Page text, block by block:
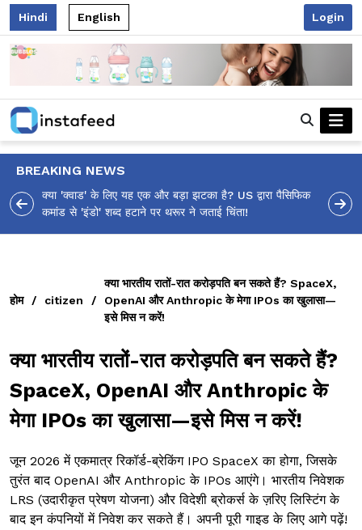
Hindi English Login
BREAKING NEWS
पैसिफिक
आलिया भट्ट का मज़ेदार 'शर्वरी कहाँ है?' पोस्ट, 'अल्फा' टीज़र पर
उठे सवालों का मज़ाकिया जवाब!
होम / citizen /
क्या भारतीय रातों-रात करोड़पति बन सकते हैं? SpaceX,
OpenAI और Anthropic के मेगा IPOs का खुलासा—
इसे मिस न करें!
क्या भारतीय रातों-रात करोड़पति बन सकते हैं?
SpaceX, OpenAI और Anthropic के
मेगा IPOs का खुलासा—इसे मिस न करें!
जून 2026 में एकमात्र रिकॉर्ड-ब्रेकिंग IPO SpaceX का होगा, जिसके
तुरंत बाद OpenAI और Anthropic के IPOs आएंगे। भारतीय निवेशक
LRS (उदारीकृत प्रेषण योजना) और विदेशी ब्रोकर्स के ज़रिए लिस्टिंग के
बाद इन कंपनियों में निवेश कर सकते हैं। अपनी पूरी गाइड के लिए आगे पढ़ें!